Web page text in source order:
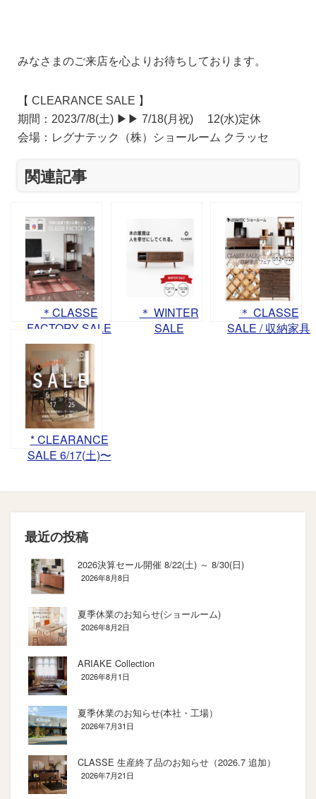
みなさまのご来店を心よりお待ちしております。
【 CLEARANCE SALE 】
期間：2023/7/8(土) ▶︎▶︎ 7/18(月祝) 12(水)定休
会場：レグナテック（株）ショールーム クラッセ
関連記事
＊CLASSE
FACTORY SALE
－信頼の品質で
豊かな暮らし
を。－開催
＊ WINTER
SALE
＊ CLASSE
SALE / 収納家具
* CLEARANCE
SALE 6/17(土)〜
最近の投稿
2026決算セール開催 8/22(土) ～ 8/30(日)
2026年8月8日
夏季休業のお知らせ(ショールーム)
2026年8月2日
ARIAKE Collection
2026年8月1日
夏季休業のお知らせ(本社・工場）
2026年7月31日
CLASSE 生産終了品のお知らせ（2026.7 追加）
2026年7月21日